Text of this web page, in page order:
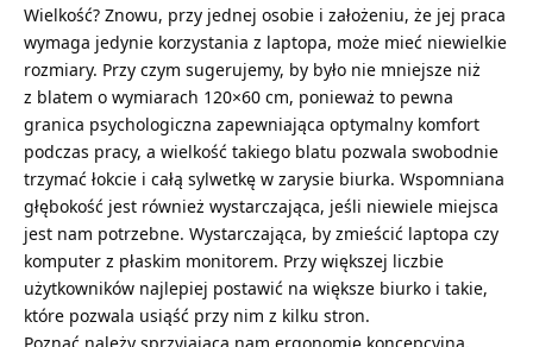
Wielkość? Znowu, przy jednej osobie i założeniu, że jej praca
wymaga jedynie korzystania z laptopa, może mieć niewielkie
rozmiary. Przy czym sugerujemy, by było nie mniejsze niż
z blatem o wymiarach 120×60 cm, ponieważ to pewna
granica psychologiczna zapewniająca optymalny komfort
podczas pracy, a wielkość takiego blatu pozwala swobodnie
trzymać łokcie i całą sylwetkę w zarysie biurka. Wspomniana
głębokość jest również wystarczająca, jeśli niewiele miejsca
jest nam potrzebne. Wystarczająca, by zmieścić laptopa czy
komputer z płaskim monitorem. Przy większej liczbie
użytkowników najlepiej postawić na większe biurko i takie,
które pozwala usiąść przy nim z kilku stron.